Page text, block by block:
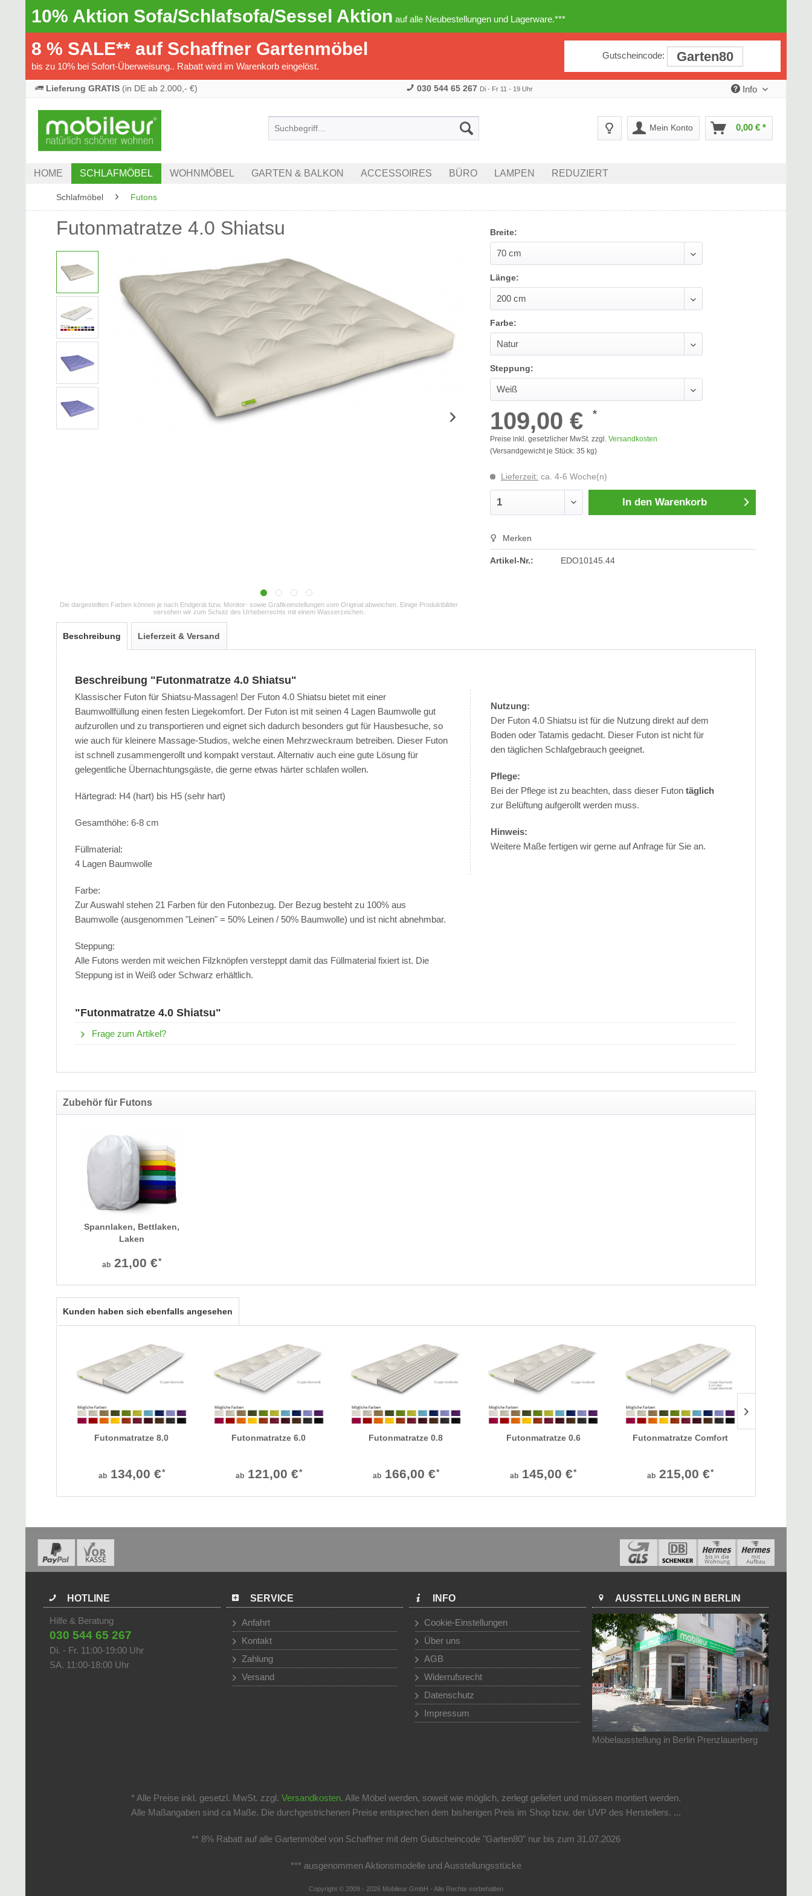
10% Aktion Sofa/Schlafsofa/Sessel Aktion auf alle Neubestellungen und Lagerware.***
8 % SALE** auf Schaffner Gartenmöbel
bis zu 10% bei Sofort-Überweisung.. Rabatt wird im Warenkorb eingelöst.
Gutscheincode: Garten80
Lieferung GRATIS (in DE ab 2.000,- €) 030 544 65 267 Di - Fr 11 - 19 Uhr Info
Mein Konto 0,00 € *
HOME SCHLAFMÖBEL WOHNMÖBEL GARTEN & BALKON ACCESSOIRES BÜRO LAMPEN REDUZIERT
Schlafmöbel Futons
Futonmatratze 4.0 Shiatsu
Die dargestellten Farben können je nach Endgerät bzw. Monitor- sowie Grafikeinstellungen vom Original abweichen. Einige Produktbilder
versehen wir zum Schutz des Urheberrechts mit einem Wasserzeichen.
Breite:
Länge:
Farbe:
Steppung:
109,00 € *
Preise inkl. gesetzlicher MwSt. zzgl. Versandkosten
(Versandgewicht je Stück: 35 kg)
Lieferzeit: ca. 4-6 Woche(n)
In den Warenkorb
Merken
Artikel-Nr.: EDO10145.44
Beschreibung Lieferzeit & Versand
Beschreibung "Futonmatratze 4.0 Shiatsu"
Klassischer Futon für Shiatsu-Massagen! Der Futon 4.0 Shiatsu bietet mit einer
Baumwollfüllung einen festen Liegekomfort. Der Futon ist mit seinen 4 Lagen Baumwolle gut
aufzurollen und zu transportieren und eignet sich dadurch besonders gut für Hausbesuche, so
wie auch für kleinere Massage-Studios, welche einen Mehrzweckraum betreiben. Dieser Futon
ist schnell zusammengerollt und kompakt verstaut. Alternativ auch eine gute Lösung für
gelegentliche Übernachtungsgäste, die gerne etwas härter schlafen wollen.
Härtegrad: H4 (hart) bis H5 (sehr hart)
Gesamthöhe: 6-8 cm
Füllmaterial:
4 Lagen Baumwolle
Farbe:
Zur Auswahl stehen 21 Farben für den Futonbezug. Der Bezug besteht zu 100% aus
Baumwolle (ausgenommen "Leinen" = 50% Leinen / 50% Baumwolle) und ist nicht abnehmbar.
Steppung:
Alle Futons werden mit weichen Filzknöpfen versteppt damit das Füllmaterial fixiert ist. Die
Steppung ist in Weiß oder Schwarz erhältlich.
Nutzung:
Der Futon 4.0 Shiatsu ist für die Nutzung direkt auf dem
Boden oder Tatamis gedacht. Dieser Futon ist nicht für
den täglichen Schlafgebrauch geeignet.
Pflege:
Bei der Pflege ist zu beachten, dass dieser Futontäglich
zur Belüftung aufgerollt werden muss.
Hinweis:
Weitere Maße fertigen wir gerne auf Anfrage für Sie an.
"Futonmatratze 4.0 Shiatsu"
Frage zum Artikel?
Zubehör für Futons
Spannlaken, Bettlaken,
Laken
ab21,00 €*
Kunden haben sich ebenfalls angesehen
Futonmatratze 8.0
ab134,00 €*
Futonmatratze 6.0
ab121,00 €*
Futonmatratze 0.8
ab166,00 €*
Futonmatratze 0.6
ab 145,00 €*
Futonmatratze Comfort
ab 215,00 €*
HOTLINE
Hilfe & Beratung
030 544 65 267
Di. - Fr. 11:00-19:00 Uhr
SA. 11:00-18:00 Uhr
SERVICE
Anfahrt
Kontakt
Zahlung
Versand
INFO
Cookie-Einstellungen
Über uns
AGB
Widerrufsrecht
Datenschutz
Impressum
AUSSTELLUNG IN BERLIN
Möbelausstellung in Berlin Prenzlauerberg
* Alle Preise inkl. gesetzl. MwSt. zzgl. Versandkosten. Alle Möbel werden, soweit wie möglich, zerlegt geliefert und müssen montiert werden.
Alle Maßangaben sind ca Maße. Die durchgestrichenen Preise entsprechen dem bisherigen Preis im Shop bzw. der UVP des Herstellers. ...
** 8% Rabatt auf alle Gartenmöbel von Schaffner mit dem Gutscheincode "Garten80" nur bis zum 31.07.2026
*** ausgenommen Aktionsmodelle und Ausstellungsstücke
Copyright © 2009 - 2026 Mobileur GmbH - Alle Rechte vorbehalten